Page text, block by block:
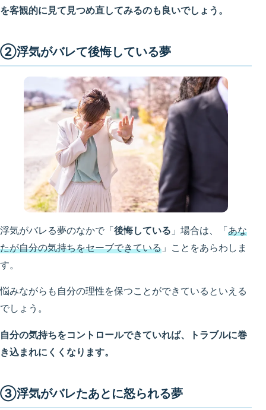
を客観的に見て見つめ直してみるのも良いでしょう。
②浮気がバレて後悔している夢
浮気がバレる夢のなかで「後悔している 」場合は、「あな
たが自分の気持ちをセーブできている 」ことをあらわしま
す。
悩みながらも自分の理性を保つことができているといえる
でしょう。
自分の気持ちをコントロールできていれば、トラブルに巻
き込まれにくくなります。
③浮気がバレたあとに怒られる夢